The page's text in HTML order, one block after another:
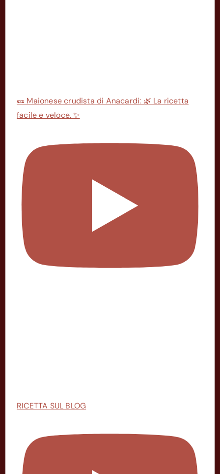
🥜 Maionese crudista di Anacardi: 🌿 La ricetta
facile e veloce. ✨
RICETTA SUL BLOG